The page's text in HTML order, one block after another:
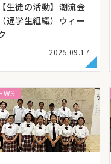
【生徒の活動】潮流会
（通学生組織）ウィー
2025.09.17